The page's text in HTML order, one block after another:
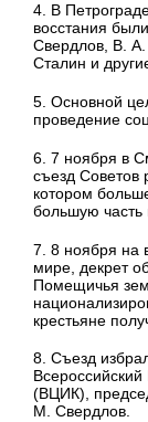
4. В
восстания
Свердлов, В.
Сталин и
5. Основной
проведение
6. 7 ноября в
съезд Советов
котором
большую часть
7. 8 ноября на
мире, декрет
Помещичья
крестьяне
8. Съезд
(ВЦИК),
М. Свердлов.